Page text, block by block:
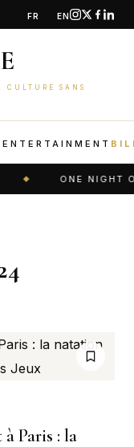
FR EN
CULTURE SANS
ENTERTAINMENT
ONE NIGHT
Paris : la